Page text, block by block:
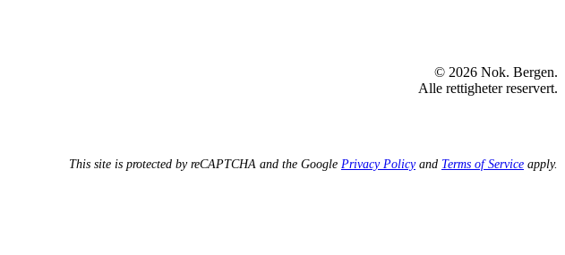
© 2026 Nok. Bergen.
Alle rettigheter reservert.
This site is protected by reCAPTCHA and the Google Privacy Policyand Terms of Service apply.